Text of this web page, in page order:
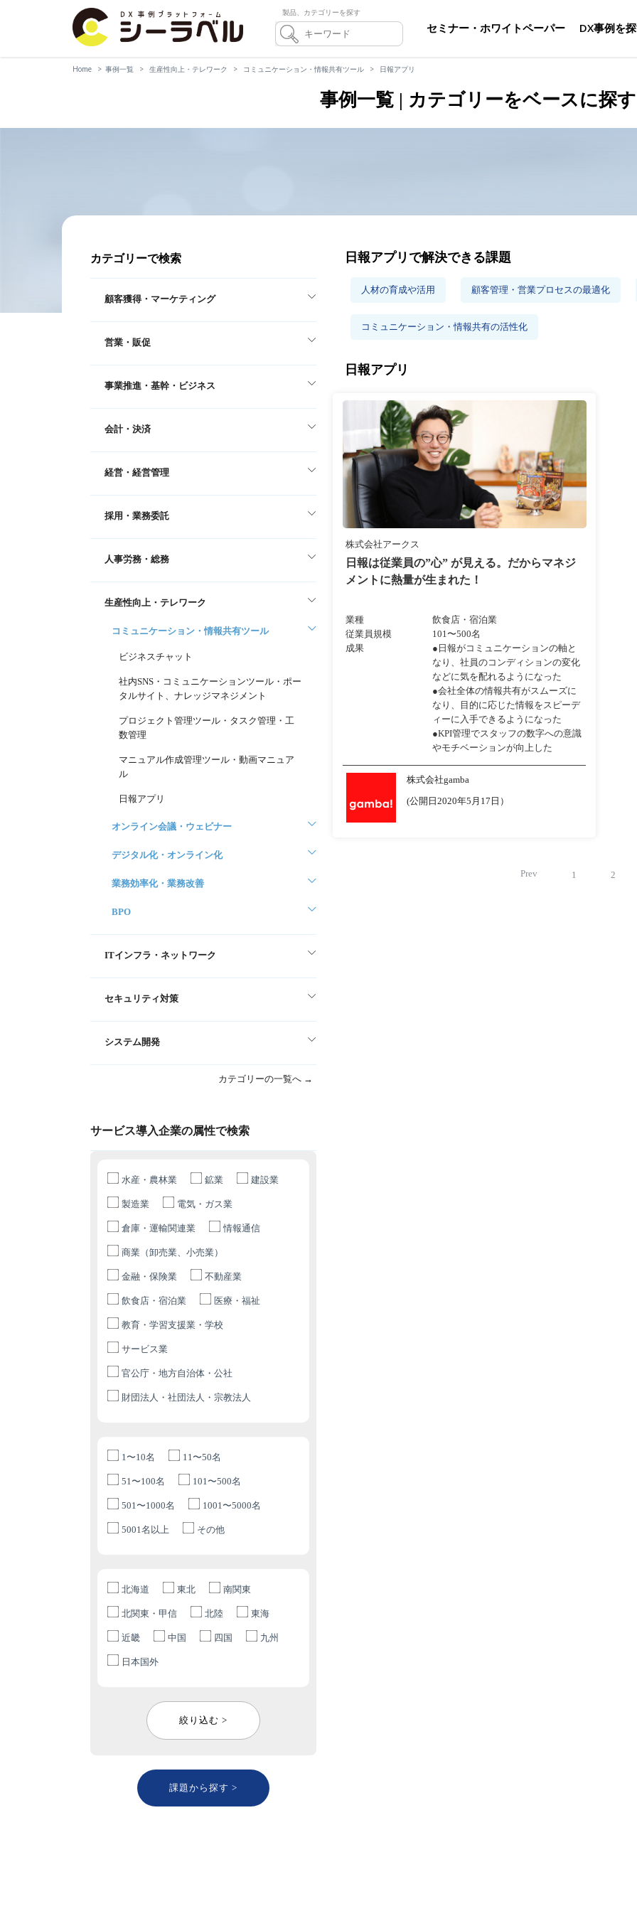
製品、カテゴリーを探す
セミナー・ホワイトペーパー DX事例を
Home 事例一覧 生産性向上・テレワーク コミュニケーション・情報共有ツール 日報アプリ
事例一覧 | カテゴリーをベースに探す
カテゴリーで検索
顧客獲得・マーケティング
営業・販促
事業推進・基幹・ビジネス
会計・決済
経営・経営管理
採用・業務委託
人事労務・総務
生産性向上・テレワーク
コミュニケーション・情報共有ツール
ビジネスチャット
社内SNS・コミュニケーションツール・ポー
タルサイト、ナレッジマネジメント
プロジェクト管理ツール・タスク管理・工
数管理
マニュアル作成管理ツール・動画マニュア
ル
日報アプリ
オンライン会議・ウェビナー
デジタル化・オンライン化
業務効率化・業務改善
BPO
ITインフラ・ネットワーク
セキュリティ対策
システム開発
カテゴリーの一覧へ →
サービス導入企業の属性で検索
水産・農林業 鉱業 建設業
製造業 電気・ガス業
倉庫・運輸関連業 情報通信
商業（卸売業、小売業）
金融・保険業 不動産業
飲食店・宿泊業 医療・福祉
教育・学習支援業・学校
サービス業
官公庁・地方自治体・公社
財団法人・社団法人・宗教法人
1〜10名 11〜50名
51〜100名 101〜500名
501〜1000名 1001〜5000名
5001名以上 その他
北海道 東北 南関東
北関東・甲信 北陸 東海
近畿 中国 四国 九州
日本国外
絞り込む >
課題から探す >
日報アプリで解決できる課題
人材の育成や活用 顧客管理・営業プロセスの最適化
コミュニケーション・情報共有の活性化
日報アプリ
株式会社アークス
日報は従業員の”心” が見える。だからマネジ
メントに熱量が生まれた！
業種
飲食店・宿泊業
従業員規模
101〜500名
成果
●日報がコミュニケーションの軸と
なり、社員のコンディションの変化
などに気を配れるようになった
●会社全体の情報共有がスムーズに
なり、目的に応じた情報をスピーデ
ィーに入手できるようになった
●KPI管理でスタッフの数字への意識
やモチベーションが向上した
株式会社gamba
(公開日2020年5月17日）
Prev 1 2